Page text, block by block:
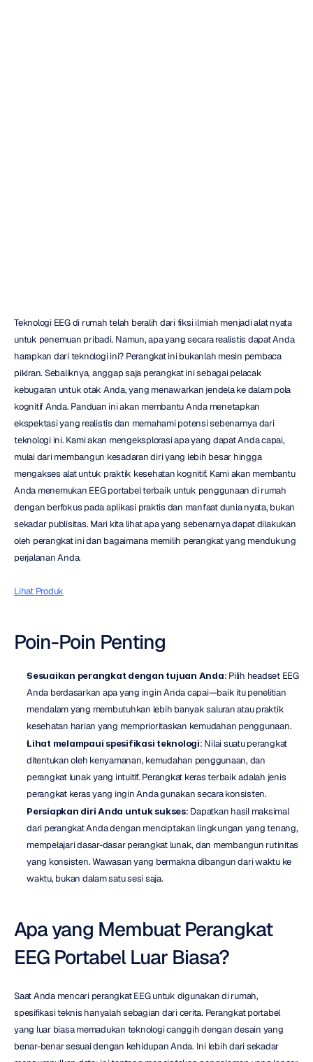
Teknologi EEG di rumah telah beralih dari fiksi ilmiah menjadi alat nyata
untuk penemuan pribadi. Namun, apa yang secara realistis dapat Anda
harapkan dari teknologi ini? Perangkat ini bukanlah mesin pembaca
pikiran. Sebaliknya, anggap saja perangkat ini sebagai pelacak
kebugaran untuk otak Anda, yang menawarkan jendela ke dalam pola
kognitif Anda. Panduan ini akan membantu Anda menetapkan
ekspektasi yang realistis dan memahami potensi sebenarnya dari
teknologi ini. Kami akan mengeksplorasi apa yang dapat Anda capai,
mulai dari membangun kesadaran diri yang lebih besar hingga
mengakses alat untuk praktik kesehatan kognitif. Kami akan membantu
Anda menemukan EEG portabel terbaik untuk penggunaan di rumah
dengan berfokus pada aplikasi praktis dan manfaat dunia nyata, bukan
sekadar publisitas. Mari kita lihat apa yang sebenarnya dapat dilakukan
oleh perangkat ini dan bagaimana memilih perangkat yang mendukung
perjalanan Anda.
Lihat Produk
Poin-Poin Penting
Sesuaikan perangkat dengan tujuan Anda: Pilih headset EEG
Anda berdasarkan apa yang ingin Anda capai—baik itu penelitian
mendalam yang membutuhkan lebih banyak saluran atau praktik
kesehatan harian yang memprioritaskan kemudahan penggunaan.
Lihat melampaui spesifikasi teknologi: Nilai suatu perangkat
ditentukan oleh kenyamanan, kemudahan penggunaan, dan
perangkat lunak yang intuitif. Perangkat keras terbaik adalah jenis
perangkat keras yang ingin Anda gunakan secara konsisten.
Persiapkan diri Anda untuk sukses: Dapatkan hasil maksimal
dari perangkat Anda dengan menciptakan lingkungan yang tenang,
mempelajari dasar-dasar perangkat lunak, dan membangun rutinitas
yang konsisten. Wawasan yang bermakna dibangun dari waktu ke
waktu, bukan dalam satu sesi saja.
Apa yang Membuat Perangkat
EEG Portabel Luar Biasa?
Saat Anda mencari perangkat EEG untuk digunakan di rumah,
spesifikasi teknis hanyalah sebagian dari cerita. Perangkat portabel
yang luar biasa memadukan teknologi canggih dengan desain yang
benar-benar sesuai dengan kehidupan Anda. Ini lebih dari sekadar